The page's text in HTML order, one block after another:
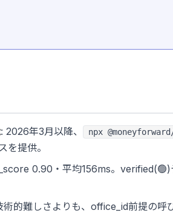
: 2026年3月以降、 npx
提供。
0.90・平均156ms。verified(🟢)
術的難しさよりも、office_id前提の呼